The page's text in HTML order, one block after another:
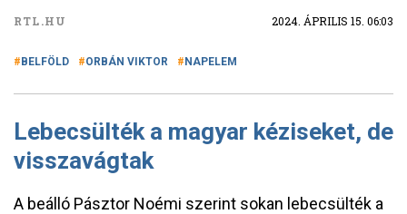
RTL.HU 2024. ÁPRILIS 15. 06:03
BELFÖLD ORBÁN VIKTOR NAPELEM
Lebecsülték a magyar kéziseket, de
visszavágtak
A beálló Pásztor Noémi szerint sokan lebecsülték a